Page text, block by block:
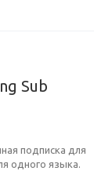
Sub
подписка для
одного языка.